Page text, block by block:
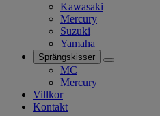
Kawasaki
Mercury
Suzuki
Yamaha
Sprängskisser
MC
Mercury
Villkor
Kontakt